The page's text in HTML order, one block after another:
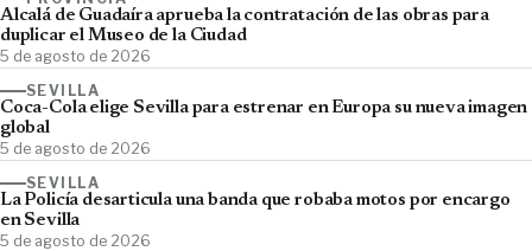
Alcalá de Guadaíra aprueba la contratación de las obras para
duplicar el Museo de la Ciudad
5 de agosto de 2026
SEVILLA
Coca-Cola elige Sevilla para estrenar en Europa su nueva imagen
global
5 de agosto de 2026
SEVILLA
La Policía desarticula una banda que robaba motos por encargo
en Sevilla
5 de agosto de 2026